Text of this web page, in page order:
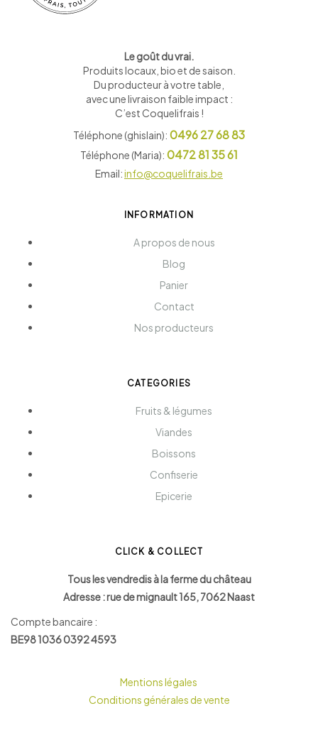
Le goût du vrai.
Produits locaux, bio et de saison
Du producteur à votre table,
avec une livraison faible impact :
C’est Coquelifrais !
Téléphone (ghislain): 0496 27 68 83
Téléphone (Maria): 0472 81 35 61
Email:info@coquelifrais.be
INFORMATION
A propos de nous
Blog
Panier
Contact
Nos producteurs
CATEGORIES
Fruits & légumes
Viandes
Boissons
Confiserie
Epicerie
CLICK & COLLECT
Tous les vendredis à la ferme du château
Adresse : rue de mignault 165, 7062 Naast
Compte bancaire :
BE98 1036 0392 4593
Mentions légales
Conditions générales de vente